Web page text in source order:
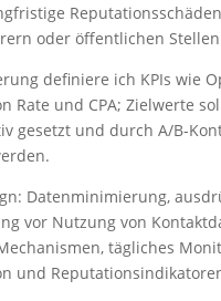
oder öffentlichen
definiere ich KPIs wie
Rate und CPA; Zielwerte
gesetzt und durch A/
Datenminimierung,
vor Nutzung von
tägliches
und